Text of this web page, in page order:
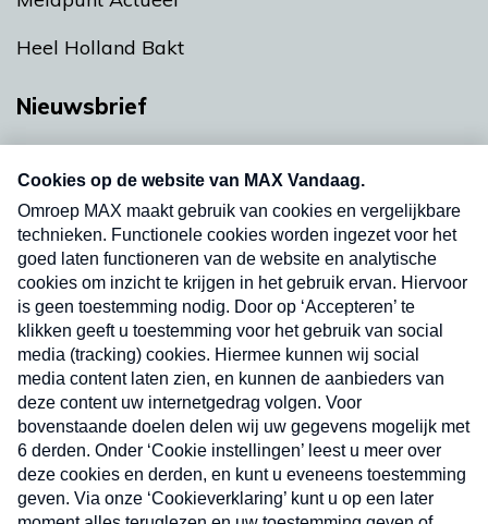
Heel Holland Bakt
Nieuwsbrief
Neem hier een gratis abonnement op onze
nieuwsbrief. Elke vrijdag- en dinsdagochtend in
uw mailbox.
Verzend
Nieuwsbrief
Neem hier een gratis abonnement op onze